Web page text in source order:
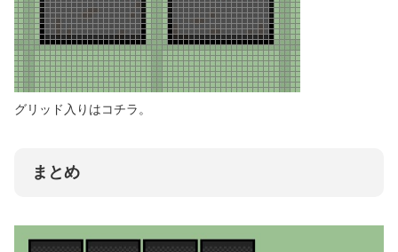
グリッド入りはコチラ。
まとめ